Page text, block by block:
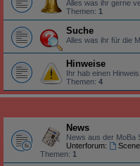
Alles was ihr gerne
Themen: 1
Suche
Alles was ihr für die
Hinweise
Ihr hab einen
Themen: 4
News
News aus der MoBa
Unterforum:
Themen: 1